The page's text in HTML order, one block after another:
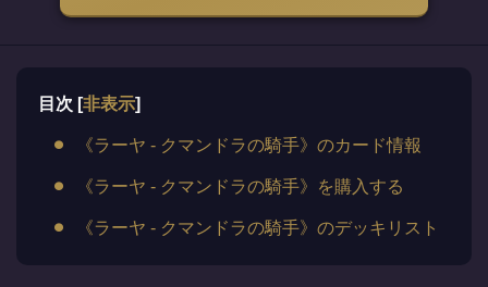
目次 [非表示]
《ラーヤ - クマンドラの騎手》のカード情報
《ラーヤ - クマンドラの騎手》を購入する
《ラーヤ - クマンドラの騎手》のデッキリスト